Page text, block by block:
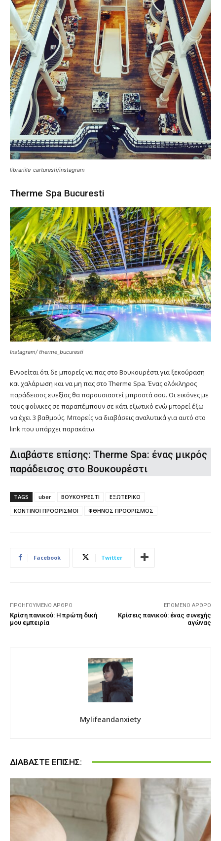
librariile_carturesti/instagram
Therme Spa Bucuresti
Instagram/ therme_bucuresti
Εννοείται ότι δε μπορείς να πας στο Βουκουρέστι για ξεκούραση
και χαλάρωση και να μη πας στο Therme Spa. Ένας ολόκληρος
παράδεισος ευεξίας θα παρουσιαστεί μπροστά σου. Οι εικόνες με
τους φοίνικες σε παραπέμπουν σε κάτι εξωτικό ενώ μπορεί έξω
να έχει 3 βαθμούς. Μπορείς να διαβάσεις αναλυτικά για αυτό στο
link που υπάρχει παρακάτω.
Διαβάστε επίσης: Therme Spa: ένας μικρός
παράδεισος στο Βουκουρέστι
TAGS uber ΒΟΥΚΟΥΡΕΣΤΙ
ΕΞΩΤΕΡΙΚΟ
ΚΟΝΤΙΝΟΙ ΠΡΟΟΡΙΣΜΟΙ
ΦΘΗΝΟΣ ΠΡΟΟΡΙΣΜΟΣ
Facebook Twitter
ΠΡΟΗΓΟΎΜΕΝΟ ΆΡΘΡΟ
Κρίση πανικού: Η πρώτη δική
μου εμπειρία
ΕΠΌΜΕΝΟ ΆΡΘΡΟ
Κρίσεις πανικού: ένας συνεχής
αγώνας
Mylifeandanxiety
ΔΙΑΒΆΣΤΕ ΕΠΊΣΗΣ: